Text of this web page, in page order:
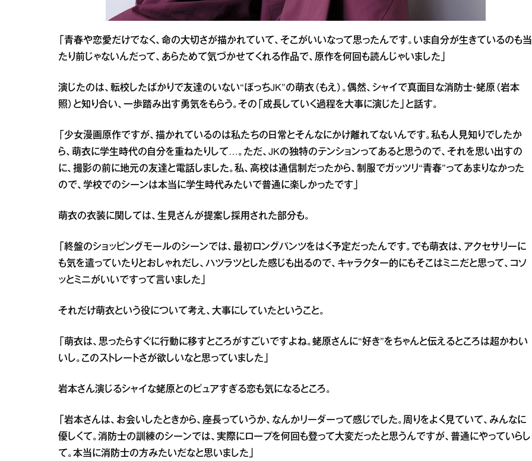
「青春や恋愛だけでなく、命の大切さが描かれていて、そこがいいなって思ったんです。いま自分が生きているのも当
たり前じゃないんだって、あらためて気づかせてくれる作品で、原作を何回も読んじゃいました」
演じたのは、転校したばかりで友達のいない“ぼっちJK”の萌衣（もえ）。偶然、シャイで真面目な消防士・蛯原（岩本
照）と知り合い、一歩踏み出す勇気をもらう。その「成長していく過程を大事に演じた」と話す。
「少女漫画原作ですが、描かれているのは私たちの日常とそんなにかけ離れてないんです。私も人見知りでしたか
ら、萌衣に学生時代の自分を重ねたりして…。ただ、JKの独特のテンションってあると思うので、それを思い出すの
に、撮影の前に地元の友達と電話しました。私、高校は通信制だったから、制服でガッツリ“青春”ってあまりなかった
ので、学校でのシーンは本当に学生時代みたいで普通に楽しかったです」
萌衣の衣装に関しては、生見さんが提案し採用された部分も。
「終盤のショッピングモールのシーンでは、最初ロングパンツをはく予定だったんです。でも萌衣は、アクセサリーに
も気を遣っていたりとおしゃれだし、ハツラツとした感じも出るので、キャラクター的にもそこはミニだと思って、コソ
ッとミニがいいですって言いました」
それだけ萌衣という役について考え、大事にしていたということ。
「萌衣は、思ったらすぐに行動に移すところがすごいですよね。蛯原さんに“好き”をちゃんと伝えるところは超かわい
いし。このストレートさが欲しいなと思っていました」
岩本さん演じるシャイな蛯原とのピュアすぎる恋も気になるところ。
「岩本さんは、お会いしたときから、座長っていうか、なんかリーダーって感じでした。周りをよく見ていて、みんなに
優しくて。消防士の訓練のシーンでは、実際にロープを何回も登って大変だったと思うんですが、普通にやっていらし
て。本当に消防士の方みたいだなと思いました」